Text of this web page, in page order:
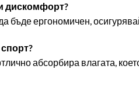
дискомфорт?
бъде ергономичен,
абсорбира влагата,